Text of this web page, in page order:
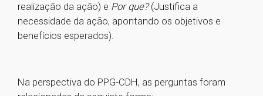
realização da ação) e Por que?(Justifica a
necessidade da ação, apontando os objetivos e
benefícios esperados).
Na perspectiva do PPG-CDH, as perguntas foram